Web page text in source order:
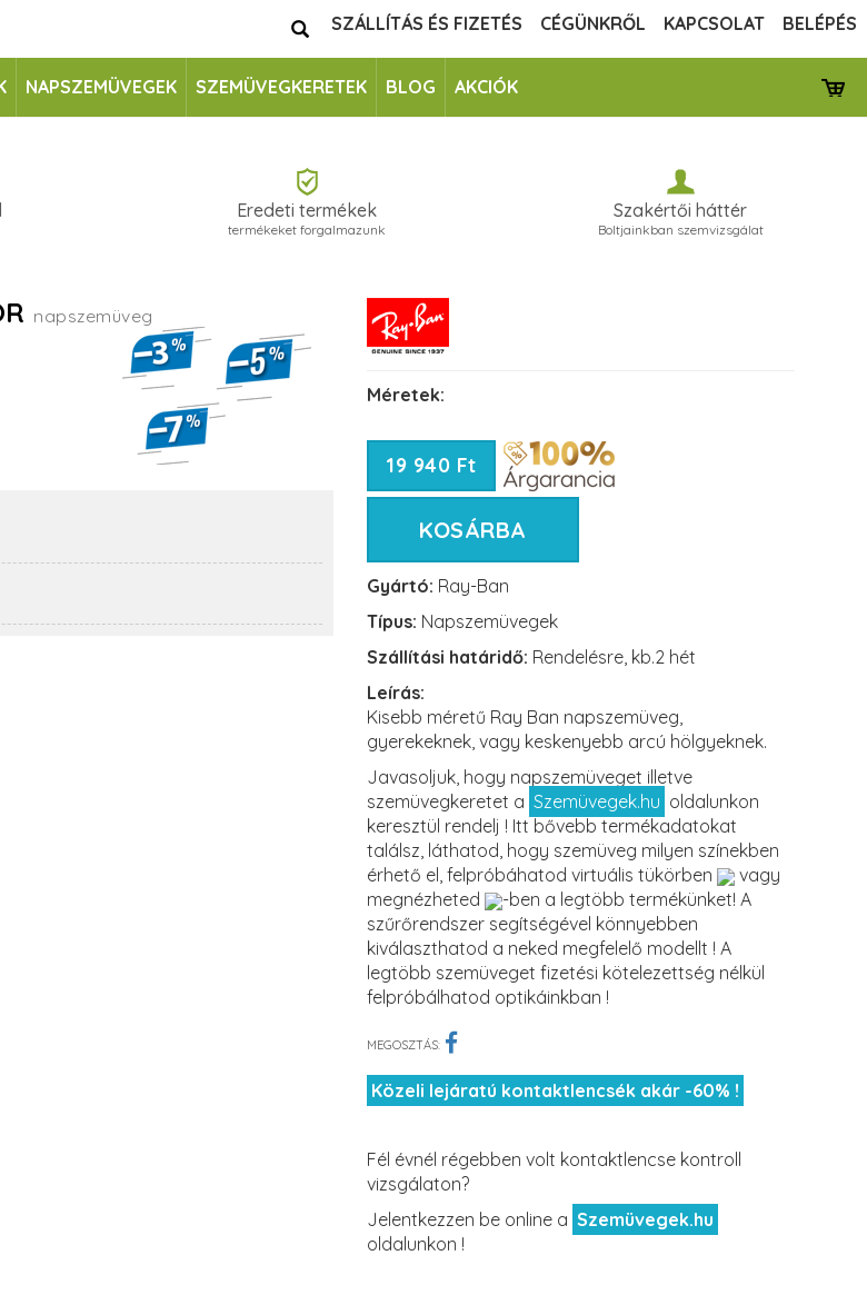
SZÁLLÍTÁS ÉS FIZETÉS CÉGÜNKRŐL KAPCSOLAT BELÉPÉS
NAPSZEMÜVEGEK SZEMÜVEGKERETEK BLOG AKCIÓK
Eredeti termékek
termékeket forgalmazunk
Szakértői háttér
Boltjainkban szemvizsgálat
napszemüveg
Méretek:
19 940 Ft
KOSÁRBA
Gyártó: Ray-Ban
Típus: Napszemüvegek
Szállítási határidő: Rendelésre, kb.2 hét
Leírás:
Kisebb méretű Ray Ban napszemüveg,
gyerekeknek, vagy keskenyebb arcú hölgyeknek.
Javasoljuk, hogy napszemüveget illetve
szemüvegkeretet a Szemüvegek.hu oldalunkon
keresztül rendelj ! Itt bővebb termékadatokat
találsz, láthatod, hogy szemüveg milyen színekben
érhető el, felpróbáhatod virtuális tükörben
vagy
megnézheted
-ben a legtöbb termékünket! A
szűrőrendszer segítségével könnyebben
kiválaszthatod a neked megfelelő modellt ! A
legtöbb szemüveget fizetési kötelezettség nélkül
felpróbálhatod optikáinkban !
MEGOSZTÁS:
Közeli lejáratú kontaktlencsék akár -60% !
Fél évnél régebben volt kontaktlencse kontroll
vizsgálaton?
Jelentkezzen be online a Szemüvegek.hu
oldalunkon !